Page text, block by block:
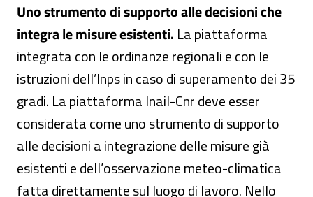
Uno strumento di supporto alle decisioni che
integra le misure esistenti. La piattaforma
integrata con le ordinanze regionali e con le
istruzioni dell’Inps in caso di superamento dei 35
gradi. La piattaforma Inail-Cnr deve esser
considerata come uno strumento di supporto
alle decisioni a integrazione delle misure già
esistenti e dell’osservazione meteo-climatica
fatta direttamente sul luogo di lavoro. Nello